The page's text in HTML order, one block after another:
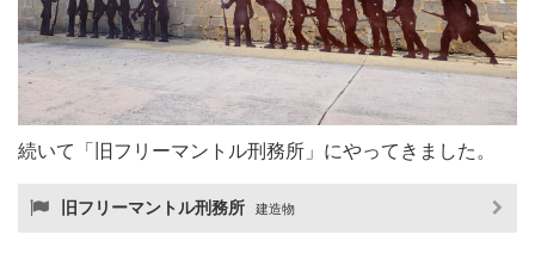
続いて「旧フリーマントル刑務所」にやってきました。
旧フリーマントル刑務所 建造物